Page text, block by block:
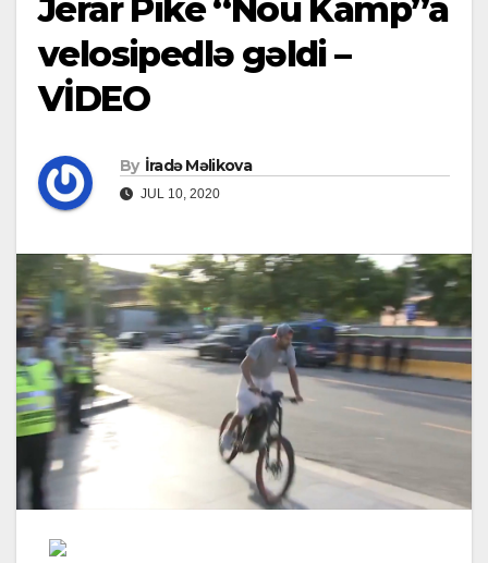
Jerar Pike “Nou Kamp”a
velosipedlə gəldi –
VİDEO
By İradə Məlikova
JUL 10, 2020